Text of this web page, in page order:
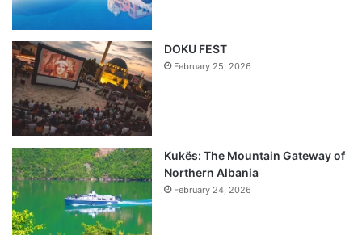
DOKU FEST
February 25, 2026
Kukës: The Mountain Gateway of
Northern Albania
February 24, 2026